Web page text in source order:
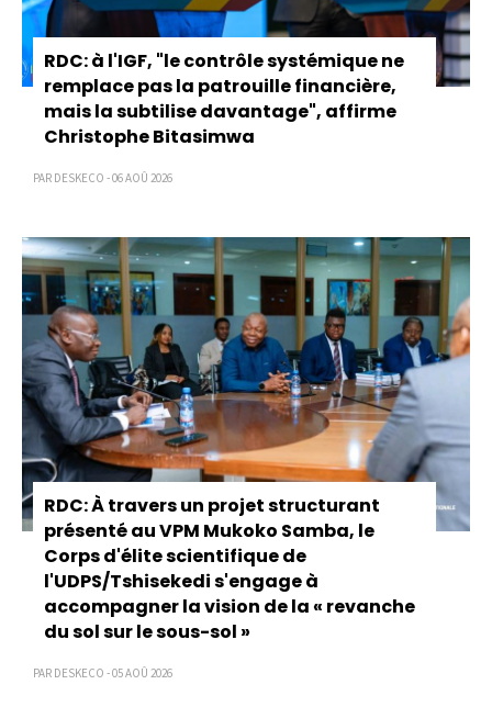
RDC: à l'IGF, "le contrôle systémique ne
remplace pas la patrouille financière,
mais la subtilise davantage", affirme
Christophe Bitasimwa
PAR DESKECO - 06 AOÛ 2026
RDC: À travers un projet structurant
présenté au VPM Mukoko Samba, le
Corps d'élite scientifique de
l'UDPS/Tshisekedi s'engage à
accompagner la vision de la « revanche
du sol sur le sous-sol »
PAR DESKECO - 05 AOÛ 2026